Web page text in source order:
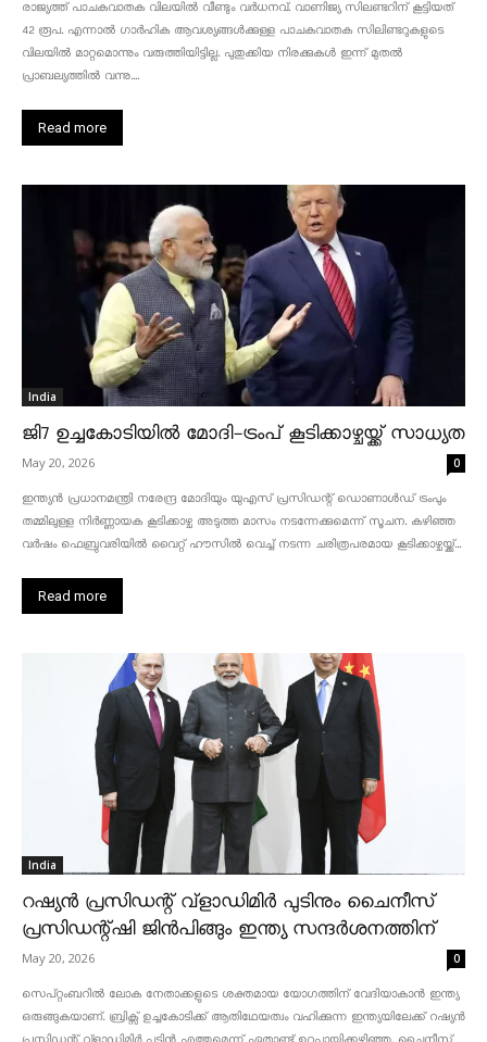
രാജ്യത്ത് പാചകവാതക വിലയിൽ വീണ്ടും വർധനവ്. വാണിജ്യ സിലണ്ടറിന് കൂട്ടിയത്
42 രൂപ. എന്നാൽ ഗാർഹിക ആവശ്യങ്ങൾക്കുള്ള പാചകവാതക സിലിണ്ടറുകളുടെ
വിലയിൽ മാറ്റമൊന്നും വരുത്തിയിട്ടില്ല. പുതുക്കിയ നിരക്കുകൾ ഇന്ന് മുതൽ
പ്രാബല്യത്തിൽ വന്നു....
Read more
India
ജി7 ഉച്ചകോടിയിൽ മോദി-ട്രംപ് കൂടിക്കാഴ്ചയ്ക്ക് സാധ്യത
May 20, 2026 0
ഇന്ത്യൻ പ്രധാനമന്ത്രി നരേന്ദ്ര മോദിയും യുഎസ് പ്രസിഡന്റ് ഡൊണാൾഡ് ട്രംപും
തമ്മിലുള്ള നിർണ്ണായക കൂടിക്കാഴ്ച അടുത്ത മാസം നടന്നേക്കുമെന്ന് സൂചന. കഴിഞ്ഞ
വർഷം ഫെബ്രുവരിയിൽ വൈറ്റ് ഹൗസിൽ വെച്ച് നടന്ന ചരിത്രപരമായ കൂടിക്കാഴ്ചയ്ക്ക്...
Read more
India
റഷ്യൻ പ്രസിഡന്റ് വ്‌ളാഡിമിർ പുടിനും ചൈനീസ്
പ്രസിഡന്റ്ഷി ജിൻപിങ്ങും ഇന്ത്യ സന്ദർശനത്തിന്
May 20, 2026 0
സെപ്റ്റംബറിൽ ലോക നേതാക്കളുടെ ശക്തമായ യോഗത്തിന് വേദിയാകാൻ ഇന്ത്യ
ഒരുങ്ങുകയാണ്. ബ്രിക്സ് ഉച്ചകോടിക്ക് ആതിഥേയത്വം വഹിക്കുന്ന ഇന്ത്യയിലേക്ക് റഷ്യൻ